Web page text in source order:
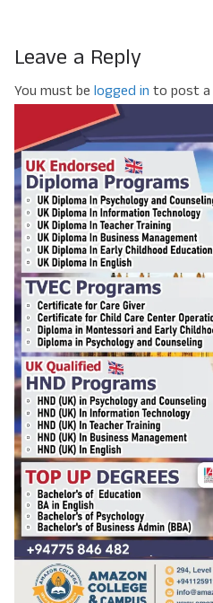
Leave a Reply
You must be logged in to post a